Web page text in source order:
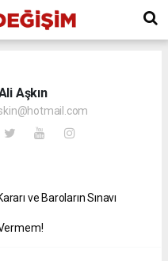
Aşkın
ve Baroların Sınavı